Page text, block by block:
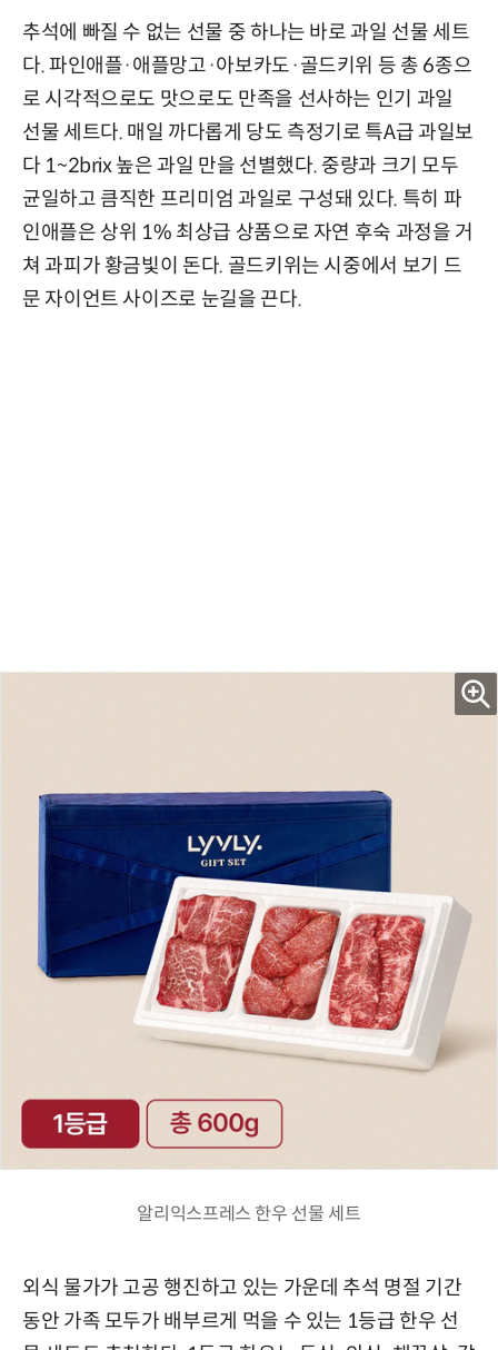
추석에 빠질 수 없는 선물 중 하나는 바로 과일 선물 세트
다. 파인애플·애플망고·아보카도·골드키위 등 총 6종으
로 시각적으로도 맛으로도 만족을 선사하는 인기 과일
선물 세트다. 매일 까다롭게 당도 측정기로 특A급 과일보
다 1~2brix 높은 과일 만을 선별했다. 중량과 크기 모두
균일하고 큼직한 프리미엄 과일로 구성돼 있다. 특히 파
인애플은 상위 1% 최상급 상품으로 자연 후숙 과정을 거
쳐 과피가 황금빛이 돈다. 골드키위는 시중에서 보기 드
문 자이언트 사이즈로 눈길을 끈다.
알리익스프레스 한우 선물 세트
외식 물가가 고공 행진하고 있는 가운데 추석 명절 기간
동안 가족 모두가 배부르게 먹을 수 있는 1등급 한우 선